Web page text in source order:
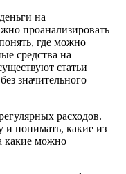
на
проанализировать
где можно
средства на
статьи
значительного
расходов.
и понимать, какие из
какие можно